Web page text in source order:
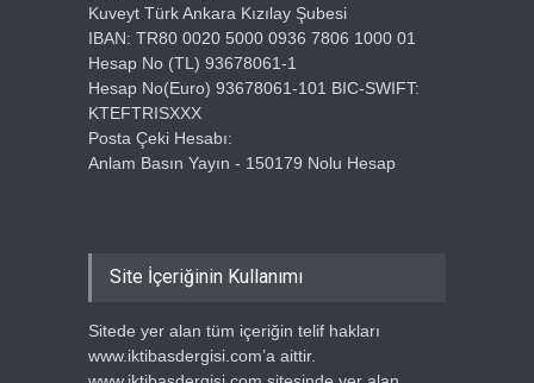
Kuveyt Türk Ankara Kızılay Şubesi
IBAN: TR80 0020 5000 0936 7806 1000 01
Hesap No (TL) 93678061-1
Hesap No(Euro) 93678061-101 BIC-SWIFT:
KTEFTRISXXX
Posta Çeki Hesabı:
Anlam Basın Yayın - 150179 Nolu Hesap
Site İçeriğinin Kullanımı
Sitede yer alan tüm içeriğin telif hakları
www.iktibasdergisi.com’a aittir.